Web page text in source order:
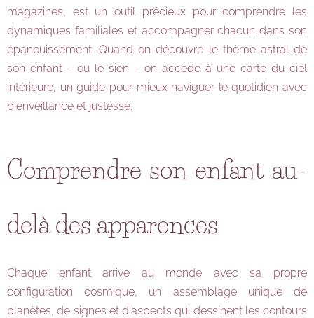
magazines, est un outil précieux pour comprendre les
dynamiques familiales et accompagner chacun dans son
épanouissement. Quand on découvre le thème astral de
son enfant - ou le sien - on accède à une carte du ciel
intérieure, un guide pour mieux naviguer le quotidien avec
bienveillance et justesse.
Comprendre son enfant au-
delà des apparences
Chaque enfant arrive au monde avec sa propre
configuration cosmique, un assemblage unique de
planètes, de signes et d'aspects qui dessinent les contours